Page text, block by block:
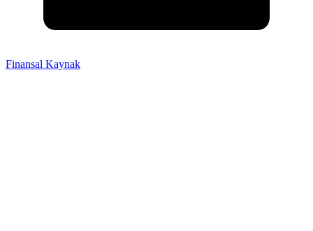
Finansal Kaynak